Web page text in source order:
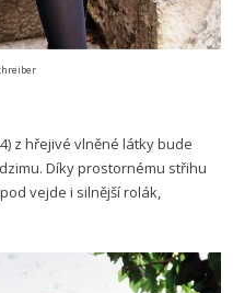
z hřejivé vlněné látky bude
Díky prostornému střihu
vejde i silnější rolák,